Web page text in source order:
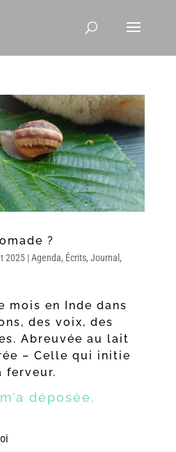
?
2025|Agenda, Écrits, Journal ,
mois en Inde dans
des voix, des
Abreuvée au lait
– Celle qui initie
ferveur.
déposée.